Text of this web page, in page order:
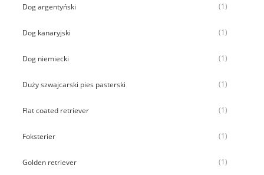
Dog argentyński (1)
Dog kanaryjski (1)
Dog niemiecki (1)
Duży szwajcarski pies pasterski (1)
Flat coated retriever (1)
Foksterier (1)
Golden retriever (1)